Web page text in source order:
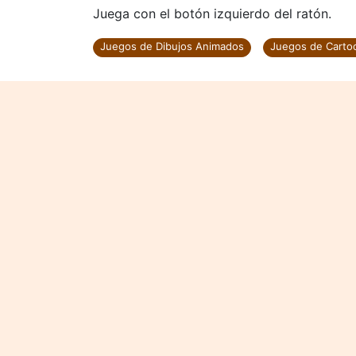
Juega con el botón izquierdo del ratón.
Juegos de Dibujos Animados Juegos de